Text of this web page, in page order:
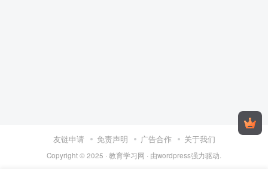
友链申请 免责声明 广告合作 关于我们
Copyright © 2025 · 教育学习网 · 由wordpress强力驱动.